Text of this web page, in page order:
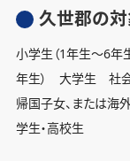
久世郡の
小学生（1年生〜6年
年生） 大学生 社
帰国子女、または海
学生・高校生